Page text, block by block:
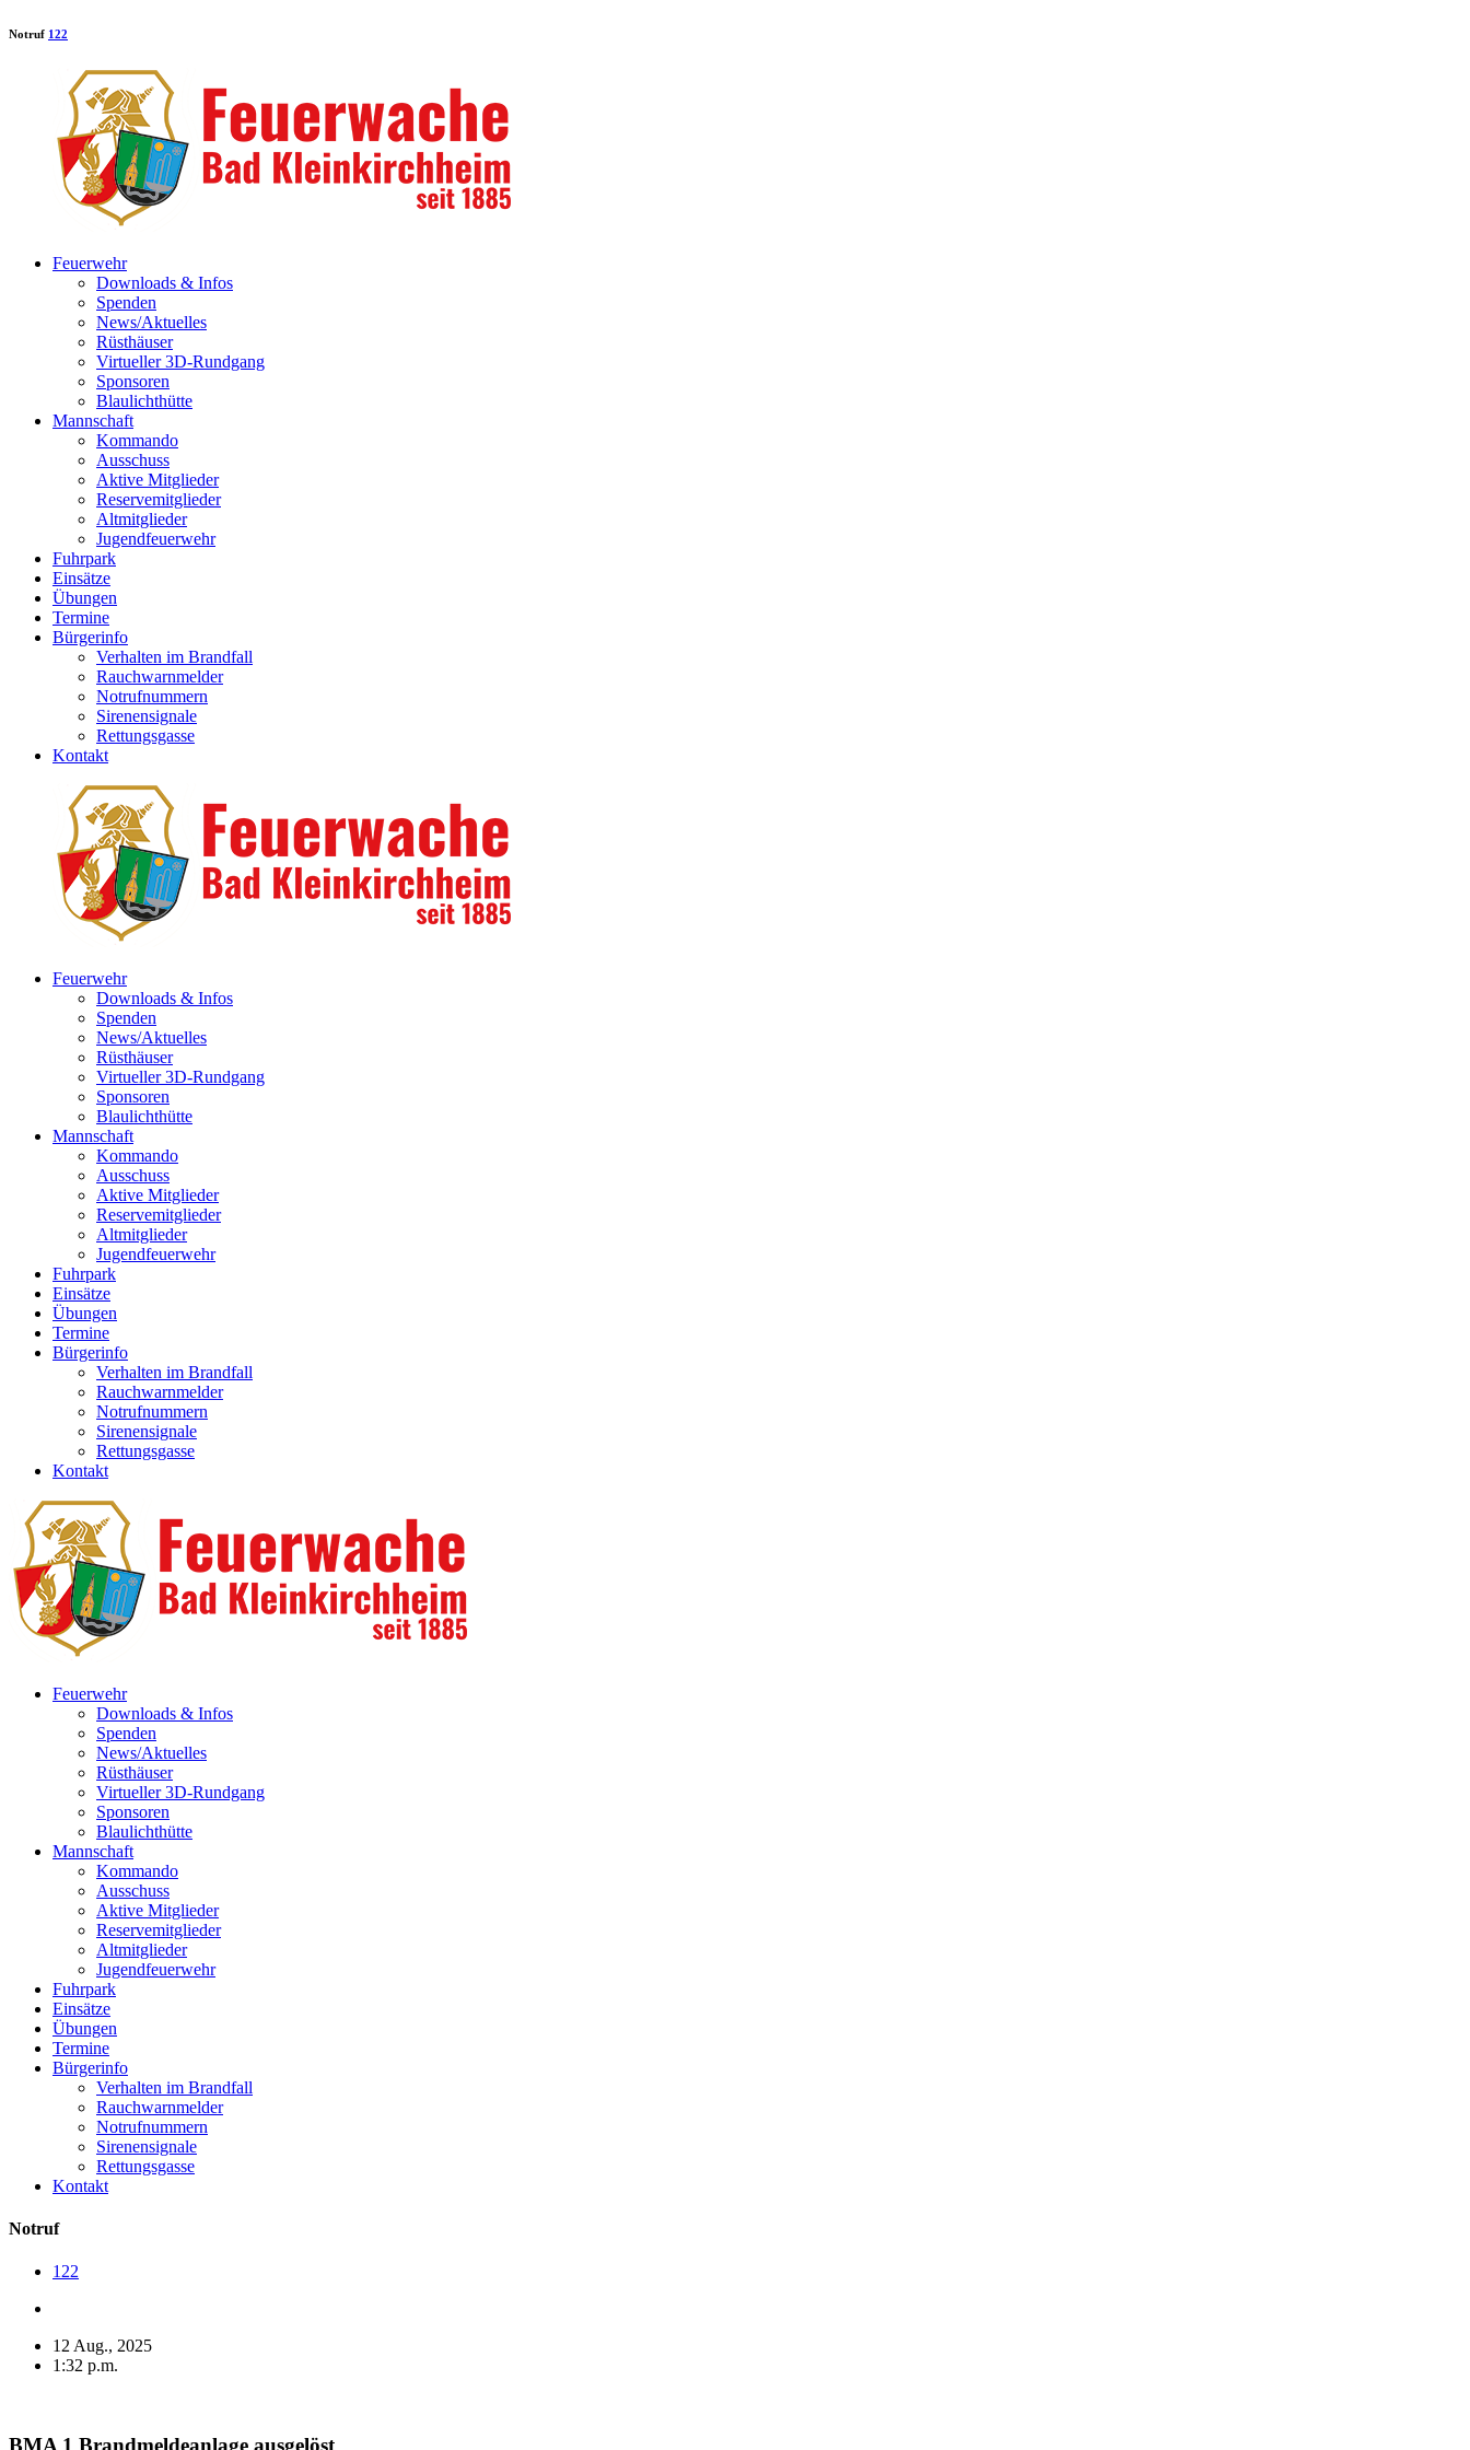
Notruf 122
Feuerwehr
Downloads & Infos
Spenden
News/Aktuelles
Rüsthäuser
Virtueller 3D-Rundgang
Sponsoren
Blaulichthütte
Mannschaft
Kommando
Ausschuss
Aktive Mitglieder
Reservemitglieder
Altmitglieder
Jugendfeuerwehr
Fuhrpark
Einsätze
Übungen
Termine
Bürgerinfo
Verhalten im Brandfall
Rauchwarnmelder
Notrufnummern
Sirenensignale
Rettungsgasse
Kontakt
Feuerwehr
Downloads & Infos
Spenden
News/Aktuelles
Rüsthäuser
Virtueller 3D-Rundgang
Sponsoren
Blaulichthütte
Mannschaft
Kommando
Ausschuss
Aktive Mitglieder
Reservemitglieder
Altmitglieder
Jugendfeuerwehr
Fuhrpark
Einsätze
Übungen
Termine
Bürgerinfo
Verhalten im Brandfall
Rauchwarnmelder
Notrufnummern
Sirenensignale
Rettungsgasse
Kontakt
Feuerwehr
Downloads & Infos
Spenden
News/Aktuelles
Rüsthäuser
Virtueller 3D-Rundgang
Sponsoren
Blaulichthütte
Mannschaft
Kommando
Ausschuss
Aktive Mitglieder
Reservemitglieder
Altmitglieder
Jugendfeuerwehr
Fuhrpark
Einsätze
Übungen
Termine
Bürgerinfo
Verhalten im Brandfall
Rauchwarnmelder
Notrufnummern
Sirenensignale
Rettungsgasse
Kontakt
Notruf
122
12 Aug., 2025
1:32 p.m.
BMA 1 Brandmeldeanlage ausgelöst